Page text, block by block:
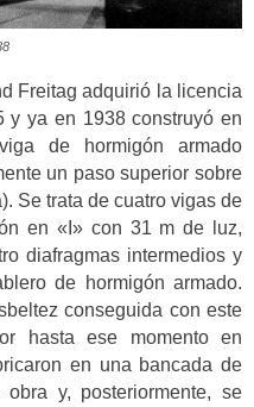
Freitag adquirió la licencia
y ya en 1938 construyó en
de hormigón armado
un paso superior sobre
Se trata de cuatro vigas de
en «I» con 31 m de luz,
diafragmas intermedios y
de hormigón armado.
conseguida con este
hasta ese momento en
en una bancada de
y, posteriormente, se